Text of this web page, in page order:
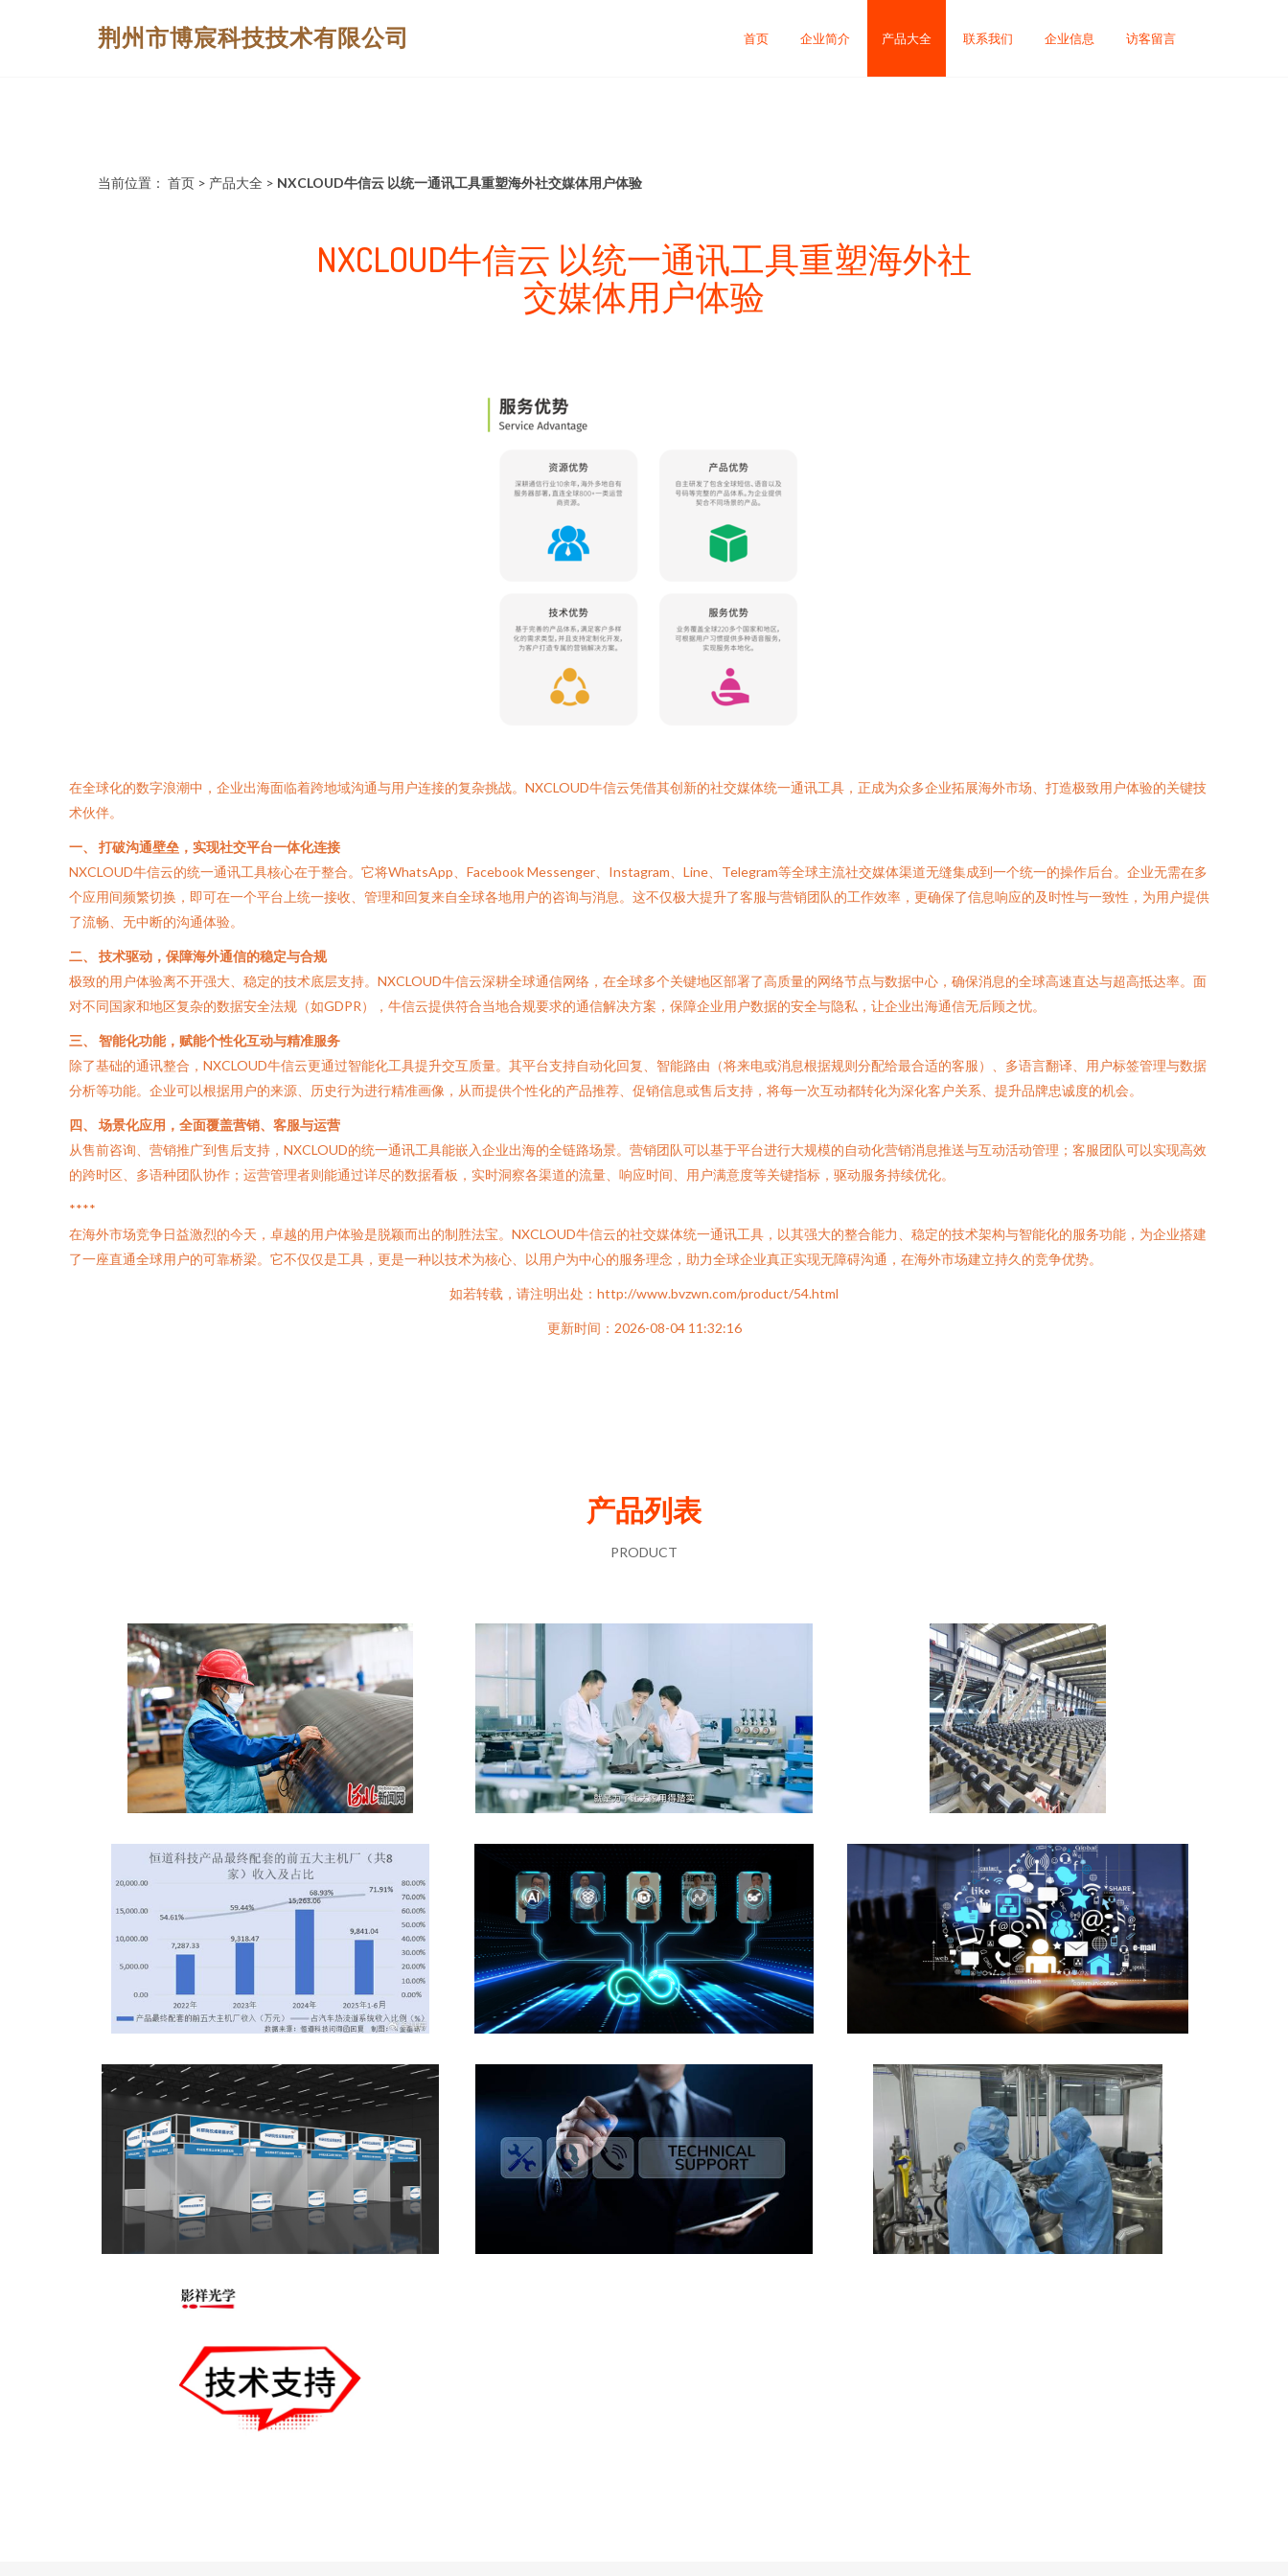
荆州市博宸科技技术有限公司 首页 企业简介 产品大全 联系我们 企业信息 访客留言
当前位置： 首页 > 产品大全 > NXCLOUD牛信云 以统一通讯工具重塑海外社交媒体用户体验
NXCLOUD牛信云 以统一通讯工具重塑海外社
交媒体用户体验
在全球化的数字浪潮中，企业出海面临着跨地域沟通与用户连接的复杂挑战。NXCLOUD牛信云凭借其创新的社交媒体统一通讯工具，正成为众多企业拓展海外市场、打造极致用户体验的关键技
术伙伴。
一、 打破沟通壁垒，实现社交平台一体化连接
NXCLOUD牛信云的统一通讯工具核心在于整合。它将WhatsApp、Facebook Messenger、Instagram、Line、Telegram等全球主流社交媒体渠道无缝集成到一个统一的操作后台。企业无需在多
个应用间频繁切换，即可在一个平台上统一接收、管理和回复来自全球各地用户的咨询与消息。这不仅极大提升了客服与营销团队的工作效率，更确保了信息响应的及时性与一致性，为用户提供
了流畅、无中断的沟通体验。
二、 技术驱动，保障海外通信的稳定与合规
极致的用户体验离不开强大、稳定的技术底层支持。NXCLOUD牛信云深耕全球通信网络，在全球多个关键地区部署了高质量的网络节点与数据中心，确保消息的全球高速直达与超高抵达率。面
对不同国家和地区复杂的数据安全法规（如GDPR），牛信云提供符合当地合规要求的通信解决方案，保障企业用户数据的安全与隐私，让企业出海通信无后顾之忧。
三、 智能化功能，赋能个性化互动与精准服务
除了基础的通讯整合，NXCLOUD牛信云更通过智能化工具提升交互质量。其平台支持自动化回复、智能路由（将来电或消息根据规则分配给最合适的客服）、多语言翻译、用户标签管理与数据
分析等功能。企业可以根据用户的来源、历史行为进行精准画像，从而提供个性化的产品推荐、促销信息或售后支持，将每一次互动都转化为深化客户关系、提升品牌忠诚度的机会。
四、 场景化应用，全面覆盖营销、客服与运营
从售前咨询、营销推广到售后支持，NXCLOUD的统一通讯工具能嵌入企业出海的全链路场景。营销团队可以基于平台进行大规模的自动化营销消息推送与互动活动管理；客服团队可以实现高效
的跨时区、多语种团队协作；运营管理者则能通过详尽的数据看板，实时洞察各渠道的流量、响应时间、用户满意度等关键指标，驱动服务持续优化。
****
在海外市场竞争日益激烈的今天，卓越的用户体验是脱颖而出的制胜法宝。NXCLOUD牛信云的社交媒体统一通讯工具，以其强大的整合能力、稳定的技术架构与智能化的服务功能，为企业搭建
了一座直通全球用户的可靠桥梁。它不仅仅是工具，更是一种以技术为核心、以用户为中心的服务理念，助力全球企业真正实现无障碍沟通，在海外市场建立持久的竞争优势。
如若转载，请注明出处：http://www.bvzwn.com/product/54.html
更新时间：2026-08-04 11:32:16
产品列表
PRODUCT